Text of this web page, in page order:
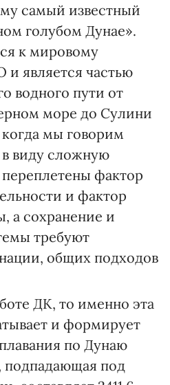
самый известный
голубом Дунае».
к мировому
является частью
водного пути от
море до Сулини
мы говорим
виду сложную
фактор
и фактор
а сохранение и
требуют
общих подходов
ДК, то именно эта
и формирует
по Дунаю
подпадающая под